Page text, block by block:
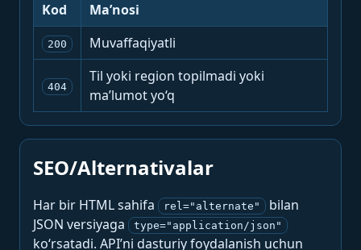
Kod Ma’nosi
200 Muvaffaqiyatli
404
Til yoki region topilmadi yoki
ma’lumot yo‘q
SEO/Alternativalar
Har bir HTML sahifa rel="alternate"
bilan
JSON versiyaga
type="application/json"
ko‘rsatadi. API’ni dasturiy foydalanish uchun